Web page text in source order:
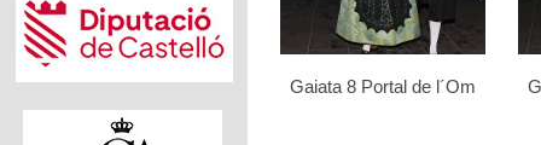
Gaiata 8 Portal de l´Om